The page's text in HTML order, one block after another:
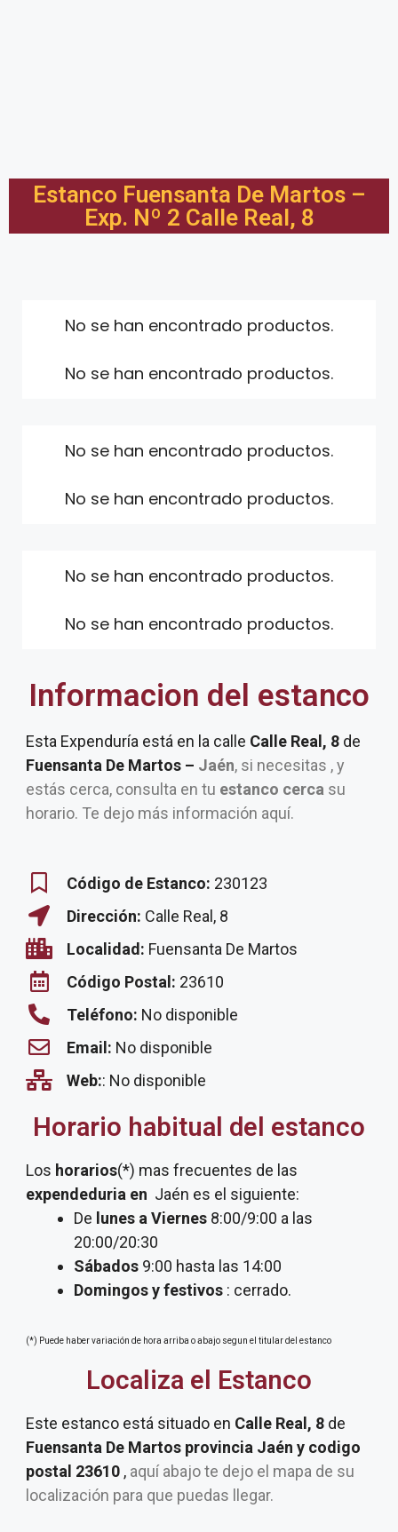
Estanco Fuensanta De Martos –
Exp. Nº 2 Calle Real, 8
No se han encontrado productos.
No se han encontrado productos.
No se han encontrado productos.
No se han encontrado productos.
No se han encontrado productos.
No se han encontrado productos.
Informacion del estanco
Esta Expenduría está en la calle Calle Real, 8 de
Fuensanta De Martos – Jaén, si necesitas , y
estás cerca, consulta en tu estanco cerca su
horario. Te dejo más información aquí.
Código de Estanco: 230123
Dirección: Calle Real, 8
Localidad: Fuensanta De Martos
Código Postal: 23610
Teléfono: No disponible
Email: No disponible
Web:: No disponible
Horario habitual del estanco
Los horarios(*) mas frecuentes de las
expendeduria en Jaén es el siguiente:
De lunes a Viernes 8:00/9:00 a las
20:00/20:30
Sábados 9:00 hasta las 14:00
Domingos y festivos : cerrado.
(*) Puede haber variación de hora arriba o abajo segun el titular del estanco
Localiza el Estanco
Este estanco está situado en Calle Real, 8 de
Fuensanta De Martos provincia Jaén y codigo
postal 23610 , aquí abajo te dejo el mapa de su
localización para que puedas llegar.